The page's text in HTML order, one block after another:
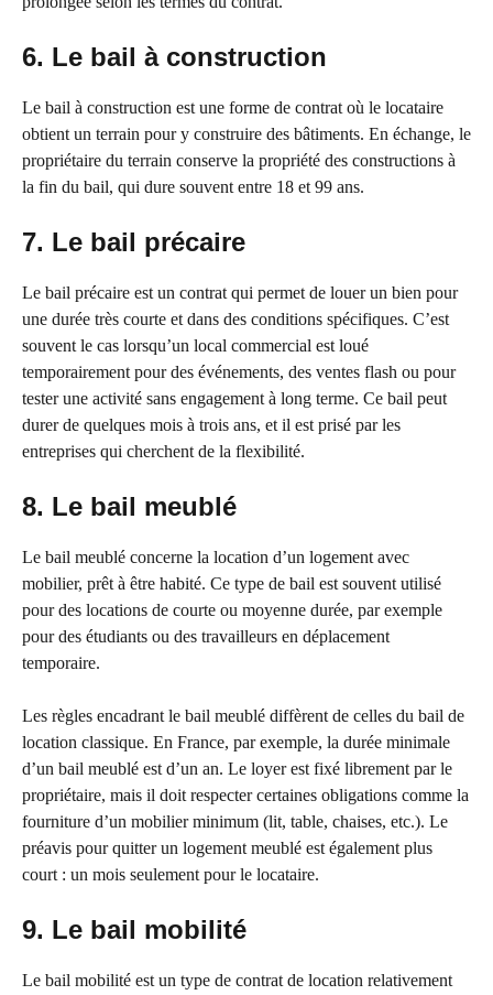
6. Le bail à construction
Le bail à construction est une forme de contrat où le locataire
obtient un terrain pour y construire des bâtiments. En échange, le
propriétaire du terrain conserve la propriété des constructions à
la fin du bail, qui dure souvent entre 18 et 99 ans.
7. Le bail précaire
Le bail précaire est un contrat qui permet de louer un bien pour
une durée très courte et dans des conditions spécifiques. C’est
souvent le cas lorsqu’un local commercial est loué
temporairement pour des événements, des ventes flash ou pour
tester une activité sans engagement à long terme. Ce bail peut
durer de quelques mois à trois ans, et il est prisé par les
entreprises qui cherchent de la flexibilité.
8. Le bail meublé
Le bail meublé concerne la location d’un logement avec
mobilier, prêt à être habité. Ce type de bail est souvent utilisé
pour des locations de courte ou moyenne durée, par exemple
pour des étudiants ou des travailleurs en déplacement
temporaire.
Les règles encadrant le bail meublé diffèrent de celles du bail de
location classique. En France, par exemple, la durée minimale
d’un bail meublé est d’un an. Le loyer est fixé librement par le
propriétaire, mais il doit respecter certaines obligations comme la
fourniture d’un mobilier minimum (lit, table, chaises, etc.). Le
préavis pour quitter un logement meublé est également plus
court : un mois seulement pour le locataire.
9. Le bail mobilité
Le bail mobilité est un type de contrat de location relativement